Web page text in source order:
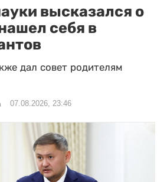
высказался о
себя в
дал совет родителям
07.08.2026, 23:46